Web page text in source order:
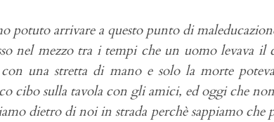
potuto arrivare a questo punto di
nel mezzo tra i tempi che un uomo levava
con una stretta di mano e solo la morte
cibo sulla tavola con gli amici, ed oggi che
dietro di noi in strada perchè sappiamo